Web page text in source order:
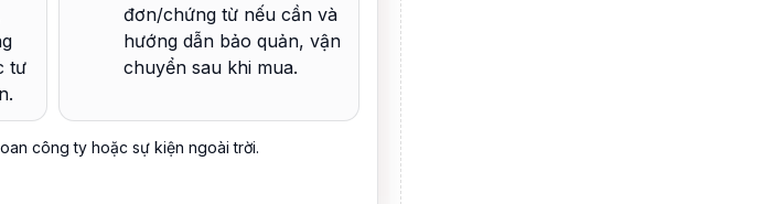
tư
đơn/chứng từ nếu cần và
hướng dẫn bảo quản, vận
chuyển sau khi mua.
công ty hoặc sự kiện ngoài trời.